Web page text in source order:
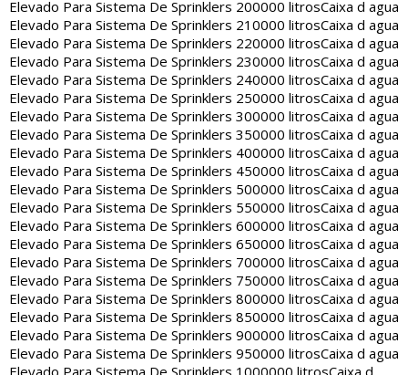
Elevado Para Sistema De Sprinklers 200000 litrosCaixa d agua
Elevado Para Sistema De Sprinklers 210000 litrosCaixa d agua
Elevado Para Sistema De Sprinklers 220000 litrosCaixa d agua
Elevado Para Sistema De Sprinklers 230000 litrosCaixa d agua
Elevado Para Sistema De Sprinklers 240000 litrosCaixa d agua
Elevado Para Sistema De Sprinklers 250000 litrosCaixa d agua
Elevado Para Sistema De Sprinklers 300000 litrosCaixa d agua
Elevado Para Sistema De Sprinklers 350000 litrosCaixa d agua
Elevado Para Sistema De Sprinklers 400000 litrosCaixa d agua
Elevado Para Sistema De Sprinklers 450000 litrosCaixa d agua
Elevado Para Sistema De Sprinklers 500000 litrosCaixa d agua
Elevado Para Sistema De Sprinklers 550000 litrosCaixa d agua
Elevado Para Sistema De Sprinklers 600000 litrosCaixa d agua
Elevado Para Sistema De Sprinklers 650000 litrosCaixa d agua
Elevado Para Sistema De Sprinklers 700000 litrosCaixa d agua
Elevado Para Sistema De Sprinklers 750000 litrosCaixa d agua
Elevado Para Sistema De Sprinklers 800000 litrosCaixa d agua
Elevado Para Sistema De Sprinklers 850000 litrosCaixa d agua
Elevado Para Sistema De Sprinklers 900000 litrosCaixa d agua
Elevado Para Sistema De Sprinklers 950000 litrosCaixa d agua